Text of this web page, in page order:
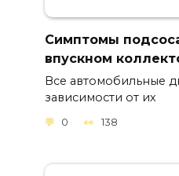
Симптомы
впускном
Все автомобильные
зависимости от их
0 138